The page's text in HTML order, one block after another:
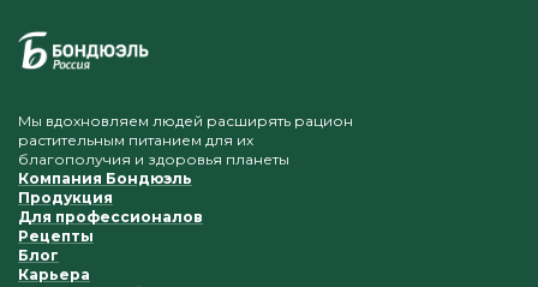
Мы вдохновляем людей расширять рацион
растительным питанием для их
благополучия и здоровья планеты
Компания Бондюэль
Продукция
Для профессионалов
Рецепты
Блог
Карьера